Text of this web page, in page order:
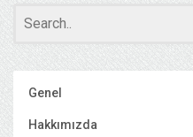
Genel
Hakkımızda